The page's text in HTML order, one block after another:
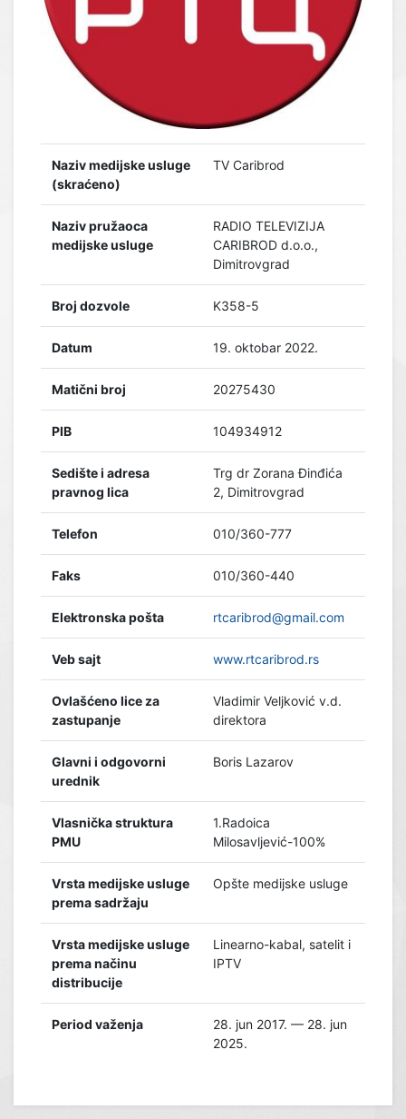
Naziv medijske usluge
(skraćeno)
TV Caribrod
Naziv pružaoca
medijske usluge
RADIO TELEVIZIJA
CARIBROD d.o.o.,
Dimitrovgrad
Broj dozvole K358-5
Datum 19. oktobar 2022.
Matični broj 20275430
PIB 104934912
Sedište i adresa
pravnog lica
Trg dr Zorana Đinđića
2, Dimitrovgrad
Telefon 010/360-777
Faks 010/360-440
Elektronska pošta rtcaribrod@gmail.com
Veb sajt www.rtcaribrod.rs
Ovlašćeno lice za
zastupanje
Vladimir Veljković v.d.
direktora
Glavni i odgovorni
urednik
Boris Lazarov
Vlasnička struktura
PMU
1.Radoica
Milosavljević-100%
Vrsta medijske usluge
prema sadržaju
Opšte medijske usluge
Vrsta medijske usluge
prema načinu
distribucije
Linearno-kabal, satelit i
IPTV
Period važenja
28. jun 2017. — 28. jun
2025.